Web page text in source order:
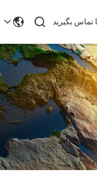
تماس بگیرید